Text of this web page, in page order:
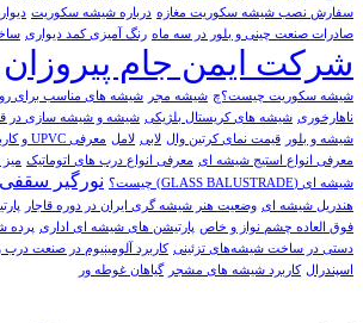
سفارش نصب شیشه سکوریت مغازه درباره شیشه سکوریت
صادرات صنعت چینی و بلور در سه ماه رنگ آمیزی کمد دیواری
شرکت ایمن جام پیروزان
شیشه سکوریت چیست؟چ شیشه مجر
شیشه های مناسب برای
ناهارخوری شیشه های کریستال بلژیکی شیشه و شیشه سازی در
شیشه و بلور
قیمت نمای کرتین وال لابی لامل معرفی UPVC و کاربرد آن در صنعت درب و پنجره
معرفی انواع استیج شیشه ای معرفی انواع درب های اتوماتیک
شیشه ای (GLASS BALUSTRADE) چیست؟
نورگیر سقفی
هندریل شیشه‌ ای وضعيت هنر شيشه گری ايران در دوره قاجار
فوق العاده چشم نواز و خاص پارتیشن های شیشه ای اداری پرده
دستی در ساخت شیشه‌های تزئینی کاربرد آلومینیوم در صنعت درب
اسپندرال کاربرد شیشه های مشجر گیاهان غوطه ور